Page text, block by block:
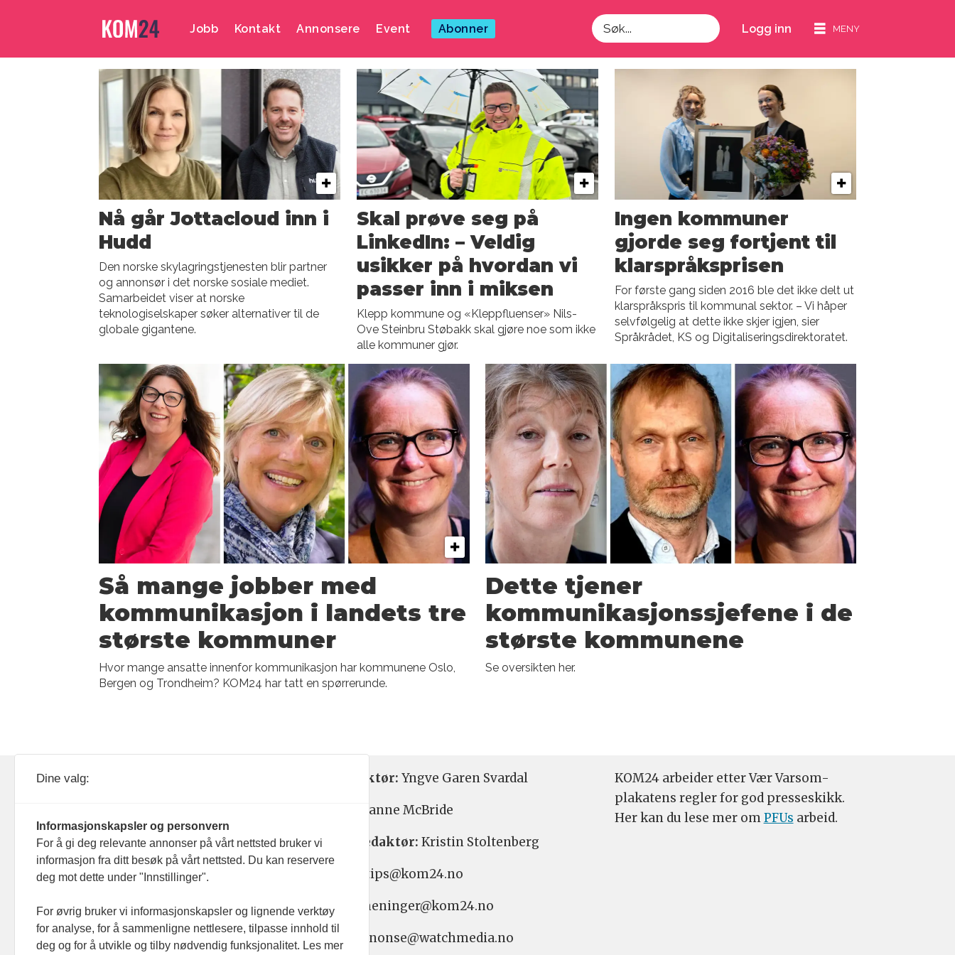
Jobb Kontakt Annonsere Event Abonner
Søk
Logg inn
Emne:
kommuner
Nå går Jottacloud inn i
Hudd
Den norske skylagringstjenesten blir partner
og annonsør i det norske sosiale mediet.
Samarbeidet viser at norske
teknologiselskaper søker alternativer til de
globale gigantene.
Skal prøve seg på
LinkedIn: – Veldig
usikker på hvordan vi
passer inn i miksen
Klepp kommune og «Kleppfluenser» Nils-
Ove Steinbru Støbakk skal gjøre noe som ikke
alle kommuner gjør.
Ingen kommuner
gjorde seg fortjent til
klarspråksprisen
For første gang siden 2016 ble det ikke delt ut
klarspråkspris til kommunal sektor. – Vi håper
selvfølgelig at dette ikke skjer igjen, sier
Språkrådet, KS og Digitaliseringsdirektoratet.
Så mange jobber med
kommunikasjon i landets tre
største kommuner
Hvor mange ansatte innenfor kommunikasjon har kommunene Oslo,
Bergen og Trondheim? KOM24 har tatt en spørrerunde.
Dette tjener
kommunikasjonssjefene i de
største kommunene
Se oversikten her.
093 182
Nyhetsredaktør: Yngve Garen Svardal
Hanne McBride
Ansvarlig redaktør: Kristin Stoltenberg
Nyhetstips: tips@kom24.no
Meninger: meninger@kom24.no
Annonse: annonse@watchmedia.no
KOM24 arbeider etter Vær Varsom-
plakatens regler for god presseskikk.
Her kan du lese mer omPFUs arbeid.
Dine valg:
Informasjonskapsler og personvern
For å gi deg relevante annonser på vårt nettsted bruker vi
informasjon fra ditt besøk på vårt nettsted. Du kan reservere
deg mot dette under "Innstillinger".
For øvrig bruker vi informasjonskapsler og lignende verktøy
for analyse, for å sammenligne nettlesere, tilpasse innhold til
deg og for å utvikle og tilby nødvendig funksjonalitet. Les mer